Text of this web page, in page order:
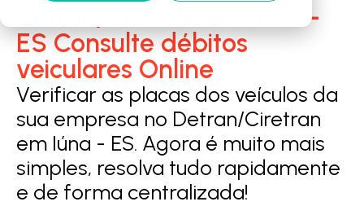
Detran/Ciretran em Iúna -
ES Consulte débitos
veiculares Online
Verificar as placas dos veículos da
sua empresa no Detran/Ciretran
em Iúna - ES. Agora é muito mais
simples, resolva tudo rapidamente
e de forma centralizada!